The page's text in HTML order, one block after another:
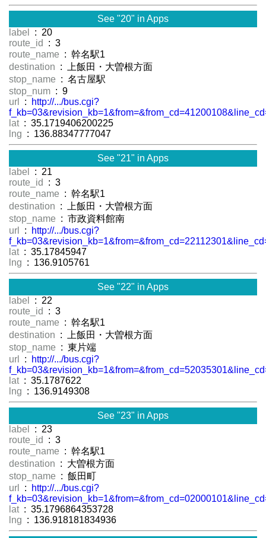
See "20" in Apps
label
: 20
route_id
: 3
route_name : 幹名駅1
destination : 上飯田・大曽根方面
stop_name : 名古屋駅
stop_num : 9
url
:
http://.../bus.cgi?
lat : 35.1719406200225
lng : 136.88347777047
See "21" in Apps
label
: 21
route_id
: 3
route_name : 幹名駅1
destination : 上飯田・大曽根方面
stop_name : 市政資料館南
url
:
http://.../bus.cgi?
lat : 35.17845947
lng : 136.9105761
See "22" in Apps
label
: 22
route_id
: 3
route_name : 幹名駅1
destination : 上飯田・大曽根方面
stop_name : 東片端
url
:
http://.../bus.cgi?
lat : 35.1787622
lng : 136.9149308
See "23" in Apps
label
: 23
route_id
: 3
route_name : 幹名駅1
destination : 大曽根方面
stop_name : 飯田町
url
:
http://.../bus.cgi?
lat : 35.1796864353728
lng : 136.918181834936